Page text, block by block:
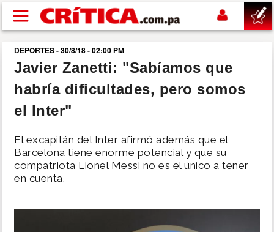
Pasar al contenido principal
buscar
SUCESOS
POLÍTICA
DEPORTES - 30/8/18 - 02:00 PM
Javier Zanetti: "Sabíamos que
habría dificultades, pero somos
el Inter"
El excapitán del Inter afirmó además que el
Barcelona tiene enorme potencial y que su
compatriota Lionel Messi no es el único a tener
en cuenta.